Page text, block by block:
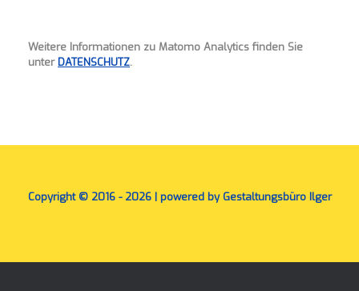
Weitere Informationen zu Matomo Analytics finden Sie
unter DATENSCHUTZ.
Copyright © 2016 - 2026 | powered by Gestaltungsbüro Ilger